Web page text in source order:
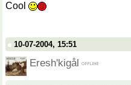
Cool
10-07-2004, 15:51
Eresh'kigål